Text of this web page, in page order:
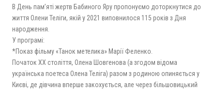
В День пам’яті жертв Бабиного Яру пропонуємо доторкнутися до
життя Олени Теліги, якій у 2021 виповнилося 115 років з Дня
народження.
У програмі:
*Показ фільму «Танок метелика» Марії Феленко.
Початок ХХ століття, Олена Шовгенова (а згодом відома
українська поетеса Олена Теліга) разом з родиною опиняється у
Києві, де дівчина вперше закохується, але через більшовицький